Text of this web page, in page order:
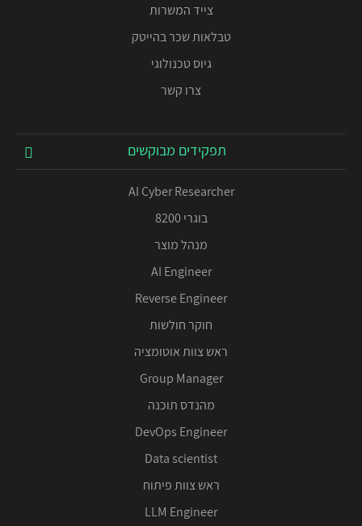
צייד המשרות
טבלאות שכר בהייטק
גיוס טכנולוגי
צרו קשר
תפקידים מבוקשים
AI Cyber Researcher
בוגרי 8200
מנהל מוצר
AI Engineer
Reverse Engineer
חוקר חולשות
ראש צוות אוטומציה
Group Manager
מהנדס תוכנה
DevOps Engineer
Data scientist
ראש צוות פיתוח
LLM Engineer